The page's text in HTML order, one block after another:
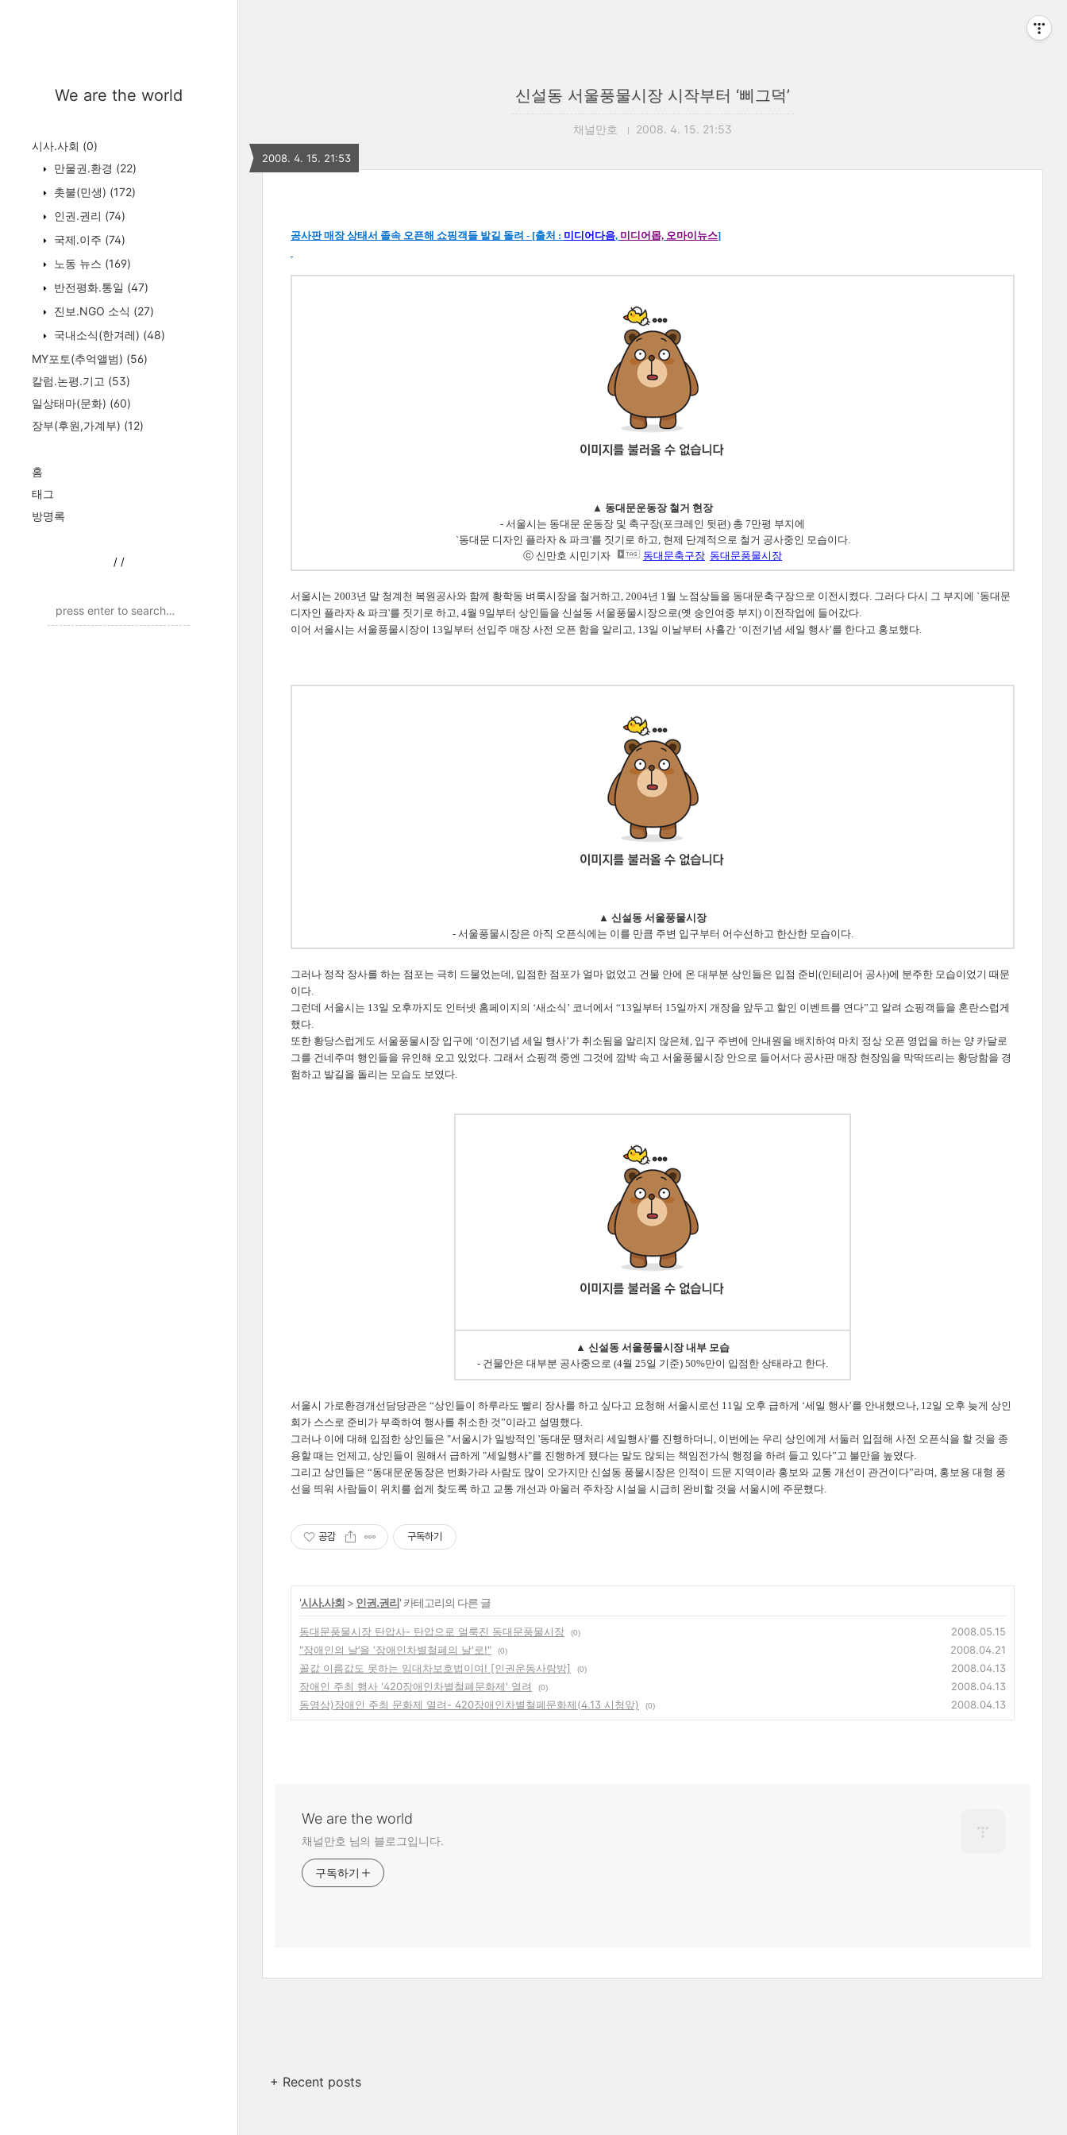
We are the world
시사.사회 (0)
만물권.환경 (22)
촛불(민생) (172)
인권.권리 (74)
국제.이주 (74)
노동 뉴스 (169)
반전평화.통일 (47)
진보.NGO 소식 (27)
국내소식(한겨레) (48)
MY포토(추억앨범) (56)
칼럼.논평.기고 (53)
일상태마(문화) (60)
장부(후원,가계부) (12)
홈
태그
방명록
/ /
신설동 서울풍물시장 시작부터 ‘삐그덕’
채널만호 2008. 4. 15. 21:53
2008. 4. 15. 21:53
공사판 매장 상태서 졸속 오픈해 쇼핑객들 발길 돌려 - [출처 : 미디어다음, 미디어몹, 오마이뉴스]
▲ 동대문운동장 철거 현장
- 서울시는 동대문 운동장 및 축구장(포크레인 뒷편) 총 7만평 부지에
`동대문 디자인 플라자 & 파크'를 짓기로 하고, 현제 단계적으로 철거 공사중인 모습이다.
ⓒ 신만호 시민기자
동대문축구장 동대문풍물시장
서울시는 2003년 말 청계천 복원공사와 함께 황학동 벼룩시장을 철거하고, 2004년 1월 노점상들을 동대문축구장으로 이전시켰다. 그러다 다시 그 부지에 `동대문
디자인 플라자 & 파크'를 짓기로 하고, 4월 9일부터 상인들을 신설동 서울풍물시장으로(옛 숭인여중 부지) 이전작업에 들어갔다.
이어 서울시는 서울풍물시장이 13일부터 선입주 매장 사전 오픈 함을 알리고, 13일 이날부터 사흘간 ‘이전기념 세일 행사’를 한다고 홍보했다.
▲ 신설동 서울풍물시장
- 서울풍물시장은 아직 오픈식에는 이를 만큼 주변 입구부터 어수선하고 한산한 모습이다.
그러나 정작 장사를 하는 점포는 극히 드물었는데, 입점한 점포가 얼마 없었고 건물 안에 온 대부분 상인들은 입점 준비(인테리어 공사)에 분주한 모습이었기 때문
이다.
그런데 서울시는 13일 오후까지도 인터넷 홈페이지의 ‘새소식’ 코너에서 “13일부터 15일까지 개장을 앞두고 할인 이벤트를 연다”고 알려 쇼핑객들을 혼란스럽게
했다.
또한 황당스럽게도 서울풍물시장 입구에 ‘이전기념 세일 행사’가 취소됨을 알리지 않은체, 입구 주변에 안내원을 배치하여 마치 정상 오픈 영업을 하는 양 카달로
그를 건네주며 행인들을 유인해 오고 있었다. 그래서 쇼핑객 중엔 그것에 깜박 속고 서울풍물시장 안으로 들어서다 공사판 매장 현장임을 막딱뜨리는 황당함을 경
험하고 발길을 돌리는 모습도 보였다.
▲ 신설동 서울풍물시장 내부 모습
- 건물안은 대부분 공사중으로 (4월 25일 기준) 50%만이 입점한 상태라고 한다.
서울시 가로환경개선담당관은 “상인들이 하루라도 빨리 장사를 하고 싶다고 요청해 서울시로선 11일 오후 급하게 ‘세일 행사’를 안내했으나, 12일 오후 늦게 상인
회가 스스로 준비가 부족하여 행사를 취소한 것”이라고 설명했다.
그러나 이에 대해 입점한 상인들은 "서울시가 일방적인 '동대문 땡처리 세일행사'를 진행하더니, 이번에는 우리 상인에게 서둘러 입점해 사전 오픈식을 할 것을 종
용할 때는 언제고, 상인들이 원해서 급하게 "세일행사"를 진행하게 됐다는 말도 않되는 책임전가식 행정을 하려 들고 있다”고 불만을 높였다.
그리고 상인들은 “동대문운동장은 번화가라 사람도 많이 오가지만 신설동 풍물시장은 인적이 드문 지역이라 홍보와 교통 개선이 관건이다”라며, 홍보용 대형 풍
선을 띄워 사람들이 위치를 쉽게 찾도록 하고 교통 개선과 아울러 주차장 시설을 시급히 완비할 것을 서울시에 주문했다.
공감 구독하기
'시사.사회 > 인권.권리' 카테고리의 다른 글
동대문풍물시장 탄압사- 탄압으로 얼룩진 동대문풍물시장 (0)
2008.05.15
"장애인의 날’을 ‘장애인차별철폐의 날'로!"
(0)
2008.04.21
꼴값 이름값도 못하는 임대차보호법이여! [인권운동사랑방]
(0)
2008.04.13
장애인 주최 행사 '420장애인차별철폐문화제' 열려
(0)
2008.04.13
동영상)장애인 주최 문화제 열려- 420장애인차별철폐문화제(4.13 시청앞)
(0) 2008.04.13
We are the world
채널만호 님의 블로그입니다.
구독하기
+ Recent posts